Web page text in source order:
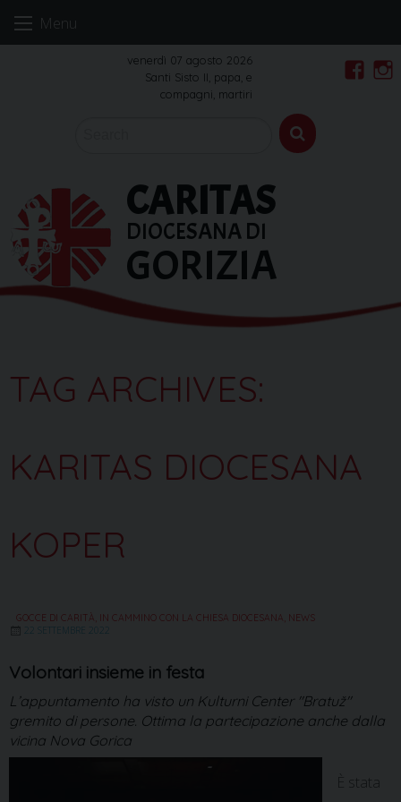
Menu
venerdì 07 agosto 2026
Santi Sisto II, papa, e
compagni, martiri
CARITAS
DIOCESANA DI
GORIZIA
TAG ARCHIVES:
KARITAS DIOCESANA
KOPER
GOCCE DI CARITÀ IN CAMMINO CON LA CHIESA DIOCESANA NEWS
22 SETTEMBRE 2022
Volontari insieme in festa
L’appuntamento ha visto un Kulturni Center "Bratuž"
gremito di persone. Ottima la partecipazione anche dalla
vicina Nova Gorica
È stata